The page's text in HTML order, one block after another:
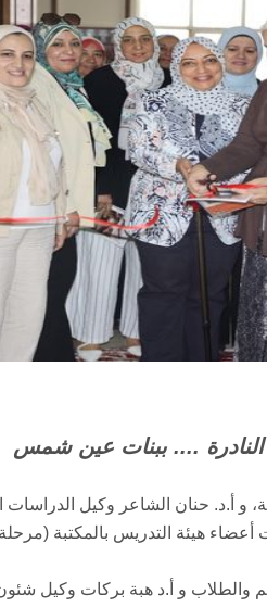
النادرة .... ببنات عين شمس
هيئة التدريس بالمكتبة (مرحلة أولي
والطلاب و أ.د هبة بركات وكيل